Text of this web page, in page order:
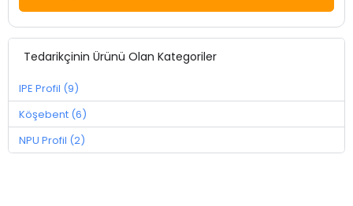
Tedarikçinin Ürünü Olan Kategoriler
IPE Profil (9)
Köşebent (6)
NPU Profil (2)